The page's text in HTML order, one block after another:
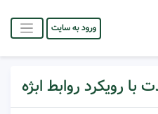
ورود به سایت
با رویکرد روابط ابژه